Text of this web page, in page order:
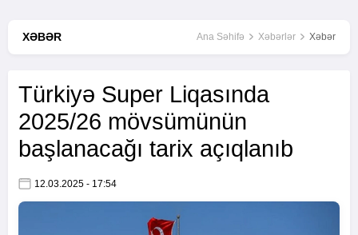
XƏBƏR Ana Səhifə Xəbərlər Xəbər
Türkiyə Super Liqasında
2025/26 mövsümünün
başlanacağı tarix açıqlanıb
12.03.2025 - 17:54